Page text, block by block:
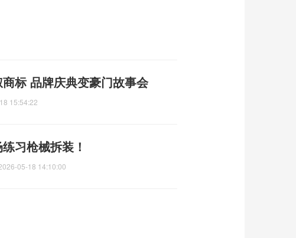
标 品牌庆典变豪门故事会
15:54:22
习枪械拆装！
05-18 14:10:00